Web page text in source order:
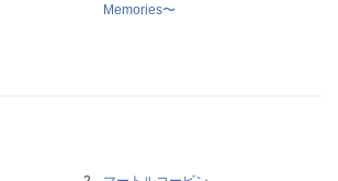
Memories〜